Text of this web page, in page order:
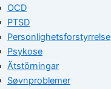
OCD
PTSD
Personlighetsforstyrrelse
Psykose
Ätstörningar
Søvnproblemer